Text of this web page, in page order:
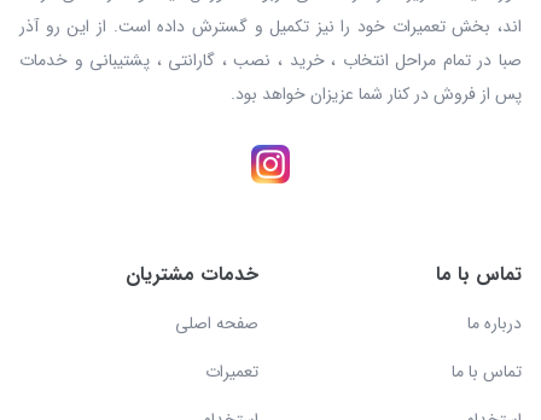
اند، بخش تعمیرات خود را نیز تکمیل و گسترش داده است. از این رو آذر
صبا در تمام مراحل انتخاب ، خرید ، نصب ، گارانتی ، پشتیبانی و خدمات
پس از فروش در کنار شما عزیزان خواهد بود.
تماس با ما
درباره ما
تماس با ما
خدمات مشتریان
صفحه اصلی
تعمیرات